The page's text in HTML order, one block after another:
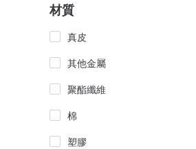
材質
真皮
其他金屬
聚酯纖維
棉
塑膠